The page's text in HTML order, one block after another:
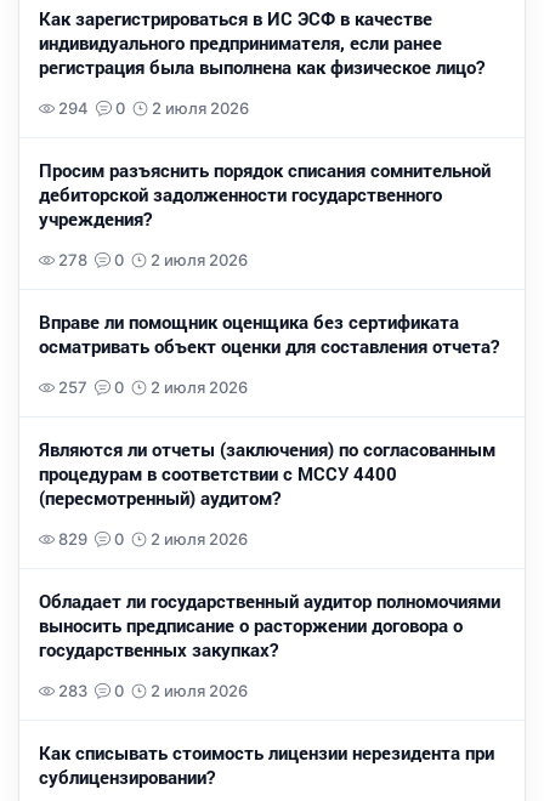
Как зарегистрироваться в ИС ЭСФ в качестве
индивидуального предпринимателя, если ранее
регистрация была выполнена как физическое лицо?
294 0 2 июля 2026
Просим разъяснить порядок списания сомнительной
дебиторской задолженности государственного
учреждения?
278 0 2 июля 2026
Вправе ли помощник оценщика без сертификата
осматривать объект оценки для составления отчета?
257 0 2 июля 2026
Являются ли отчеты (заключения) по согласованным
процедурам в соответствии с МССУ 4400
(пересмотренный) аудитом?
829 0 2 июля 2026
Обладает ли государственный аудитор полномочиями
выносить предписание о расторжении договора о
государственных закупках?
283 0 2 июля 2026
Как списывать стоимость лицензии нерезидента при
сублицензировании?